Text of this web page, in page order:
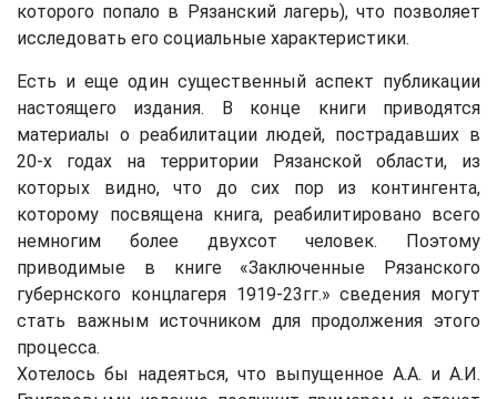
которого попало в Рязанский лагерь), что позволяет
исследовать его социальные характеристики.
Есть и еще один существенный аспект публикации
настоящего издания. В конце книги приводятся
материалы о реабилитации людей, пострадавших в
20-х годах на территории Рязанской области, из
которых видно, что до сих пор из контингента,
которому посвящена книга, реабилитировано всего
немногим более двухсот человек. Поэтому
приводимые в книге «Заключенные Рязанского
губернского концлагеря 1919-23гг.» сведения могут
стать важным источником для продолжения этого
процесса.
Хотелось бы надеяться, что выпущенное А.А. и А.И.